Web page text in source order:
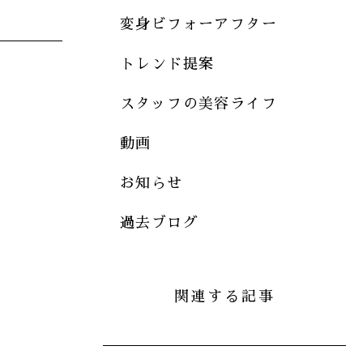
変身ビフォーアフター
トレンド提案
スタッフの美容ライフ
動画
お知らせ
過去ブログ
関連する記事